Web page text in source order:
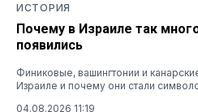
ИСТОРИЯ
Почему в Израиле так
появились
Финиковые, вашингтонии и
Израиле и почему они стали
04.08.2026 11:19